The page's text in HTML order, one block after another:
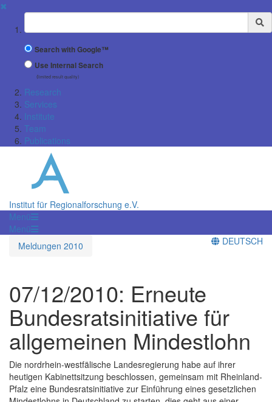
✖
Suchbegriff
Search with Google™
Use Internal Search
(limited result quality)
Research
Services
Institute
Team
Publications
Institut für Regionalforschung e.V.
Menü
Menü
Meldungen 2010
DEUTSCH
07/12/2010: Erneute
Bundesratsinitiative für
allgemeinen Mindestlohn
Die nordrhein-westfälische Landesregierung habe auf ihrer
heutigen Kabinettsitzung beschlossen, gemeinsam mit Rheinland-
Pfalz eine Bundesratsinitiative zur Einführung eines gesetzlichen